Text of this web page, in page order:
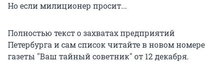
Но если милиционер просит...
Полностью текст о захватах предприятий
Петербурга и сам список читайте в новом номере
газеты "Ваш тайный советник" от 12 декабря.